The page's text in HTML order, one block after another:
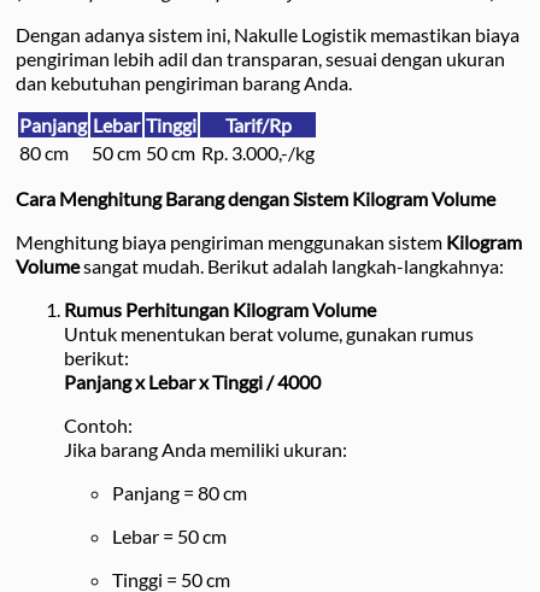
Dengan adanya sistem ini, Nakulle Logistik memastikan biaya
pengiriman lebih adil dan transparan, sesuai dengan ukuran
dan kebutuhan pengiriman barang Anda.
Panjang Lebar Tinggi
Tarif/Rp
80 cm
50 cm 50 cm Rp. 3.000,-/kg
Cara Menghitung Barang dengan Sistem Kilogram Volume
Menghitung biaya pengiriman menggunakan sistem Kilogram
Volumesangat mudah. Berikut adalah langkah-langkahnya:
Rumus Perhitungan Kilogram Volume
Untuk menentukan berat volume, gunakan rumus
berikut:
Panjang x Lebar x Tinggi / 4000
Contoh:
Jika barang Anda memiliki ukuran:
Panjang = 80 cm
Lebar = 50 cm
Tinggi = 50 cm